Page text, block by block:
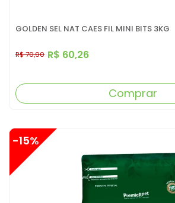
GOLDEN SEL NAT CAES FIL MINI BITS 3KG
R$ 60,26
R$ 70,90
Comprar
-15%